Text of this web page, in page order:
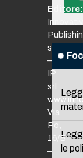
le
Editore:
srl
–
IP
srl
Via
Po,
16/B
–